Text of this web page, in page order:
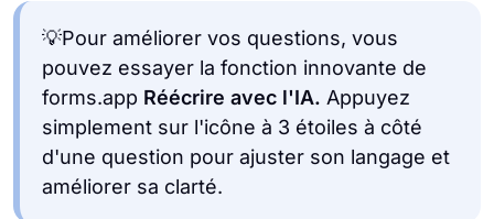
💡Pour améliorer vos questions, vous
pouvez essayer la fonction innovante de
forms.app Réécrire avec l'IA. Appuyez
simplement sur l'icône à 3 étoiles à côté
d'une question pour ajuster son langage et
améliorer sa clarté.